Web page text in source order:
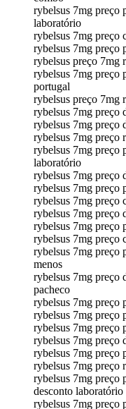
rybelsus 7mg preço
laboratório
rybelsus 7mg preço
rybelsus 7mg preço
rybelsus preço 7mg
rybelsus 7mg preço
portugal
rybelsus preço 7mg
rybelsus 7mg preço
rybelsus 7mg preço
rybelsus 7mg preço
rybelsus 7mg preço
laboratório
rybelsus 7mg preço
rybelsus 7mg preço
rybelsus 7mg preço
rybelsus 7mg preço
rybelsus 7mg preço
rybelsus 7mg preço
rybelsus 7mg preço
menos
rybelsus 7mg preço
pacheco
rybelsus 7mg preço
rybelsus 7mg preço
rybelsus 7mg preço
rybelsus 7mg preço
rybelsus 7mg preço
rybelsus 7mg preço
rybelsus 7mg preço
desconto laboratório
rybelsus 7mg preço